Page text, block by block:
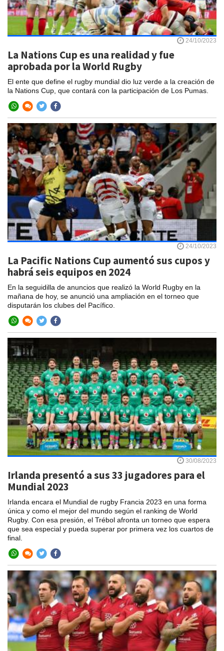
24/10/2023
La Nations Cup es una realidad y fue
aprobada por la World Rugby
El ente que define el rugby mundial dio luz verde a la creación de
la Nations Cup, que contará con la participación de Los Pumas.
24/10/2023
La Pacific Nations Cup aumentó sus cupos y
habrá seis equipos en 2024
En la seguidilla de anuncios que realizó la World Rugby en la
mañana de hoy, se anunció una ampliación en el torneo que
disputarán los clubes del Pacífico.
30/08/2023
Irlanda presentó a sus 33 jugadores para el
Mundial 2023
Irlanda encara el Mundial de rugby Francia 2023 en una forma
única y como el mejor del mundo según el ranking de World
Rugby. Con esa presión, el Trébol afronta un torneo que espera
que sea especial y pueda superar por primera vez los cuartos de
final.